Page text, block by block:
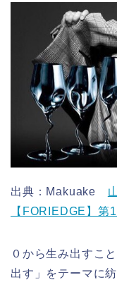
出典：Makuake
【FORIEDGE】第
０から生み出すこ
出す」をテーマに